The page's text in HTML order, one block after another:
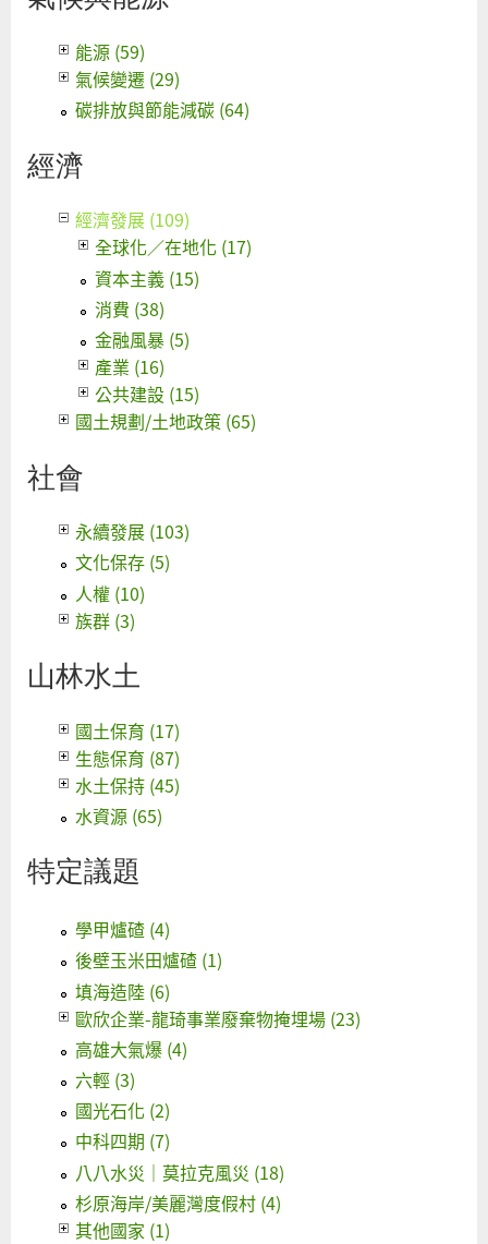
能源 (59)
氣候變遷 (29)
碳排放與節能減碳 (64)
經濟
經濟發展 (109)
全球化／在地化 (17)
資本主義 (15)
消費 (38)
金融風暴 (5)
產業 (16)
公共建設 (15)
國土規劃/土地政策 (65)
社會
永續發展 (103)
文化保存 (5)
人權 (10)
族群 (3)
山林水土
國土保育 (17)
生態保育 (87)
水土保持 (45)
水資源 (65)
特定議題
學甲爐碴 (4)
後壁玉米田爐碴 (1)
填海造陸 (6)
歐欣企業-龍琦事業廢棄物掩埋場 (23)
高雄大氣爆 (4)
六輕 (3)
國光石化 (2)
中科四期 (7)
八八水災｜莫拉克風災 (18)
杉原海岸/美麗灣度假村 (4)
其他國家 (1)